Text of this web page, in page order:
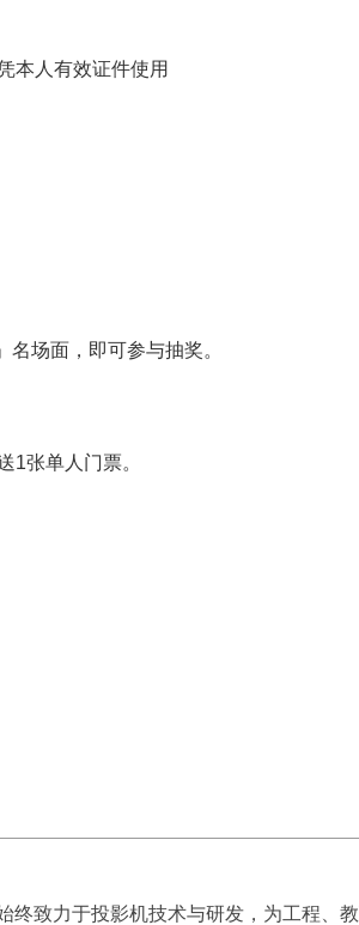
本人有效证件使用
场面，即可参与抽奖。
1张单人门票。
致力于投影机技术与研发，为工程、教